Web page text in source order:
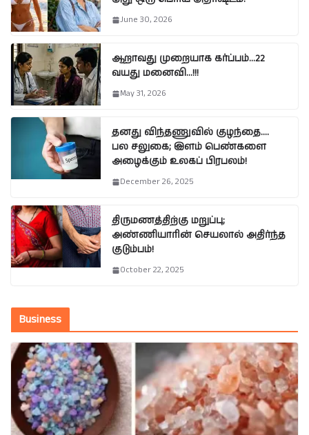
June 30, 2026
ஆறாவது முறையாக கர்ப்பம்…22
வயது மனைவி…!!!
May 31, 2026
தனது விந்தணுவில் குழந்தை….
பல சலுகை; இளம் பெண்களை
அழைக்கும் உலகப் பிரபலம்!
December 26, 2025
திருமணத்திற்கு மறுப்பு;
அண்ணியாரின் செயலால் அதிர்ந்த
குடும்பம்!
October 22, 2025
Business